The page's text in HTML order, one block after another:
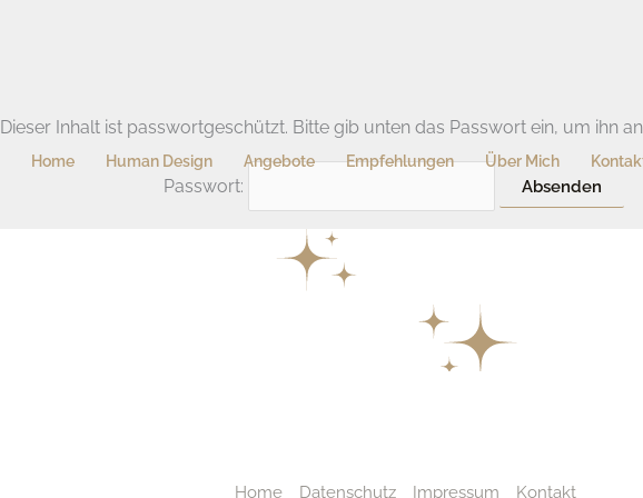
Home Human Design Angebote Empfehlungen Über Mich
Dieser Inhalt ist passwortgeschützt. Bitte gib unten das Passwort ein, um ihn
Passwort:
Home Datenschutz Impressum Kontakt